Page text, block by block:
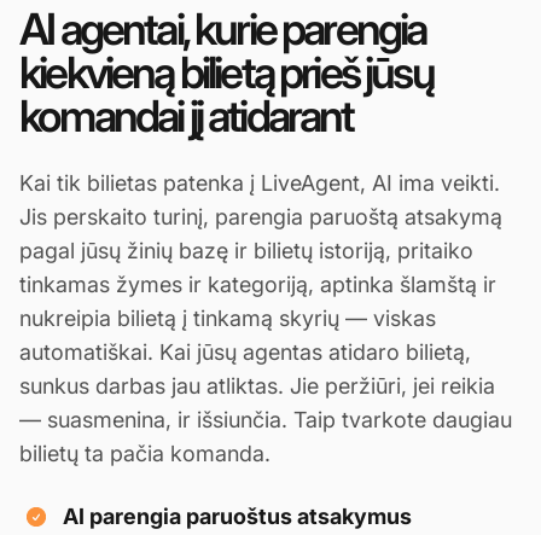
AI agentai, kurie parengia
kiekvieną bilietą prieš jūsų
komandai jį atidarant
Kai tik bilietas patenka į LiveAgent, AI ima veikti.
Jis perskaito turinį, parengia paruoštą atsakymą
pagal jūsų žinių bazę ir bilietų istoriją, pritaiko
tinkamas žymes ir kategoriją, aptinka šlamštą ir
nukreipia bilietą į tinkamą skyrių — viskas
automatiškai. Kai jūsų agentas atidaro bilietą,
sunkus darbas jau atliktas. Jie peržiūri, jei reikia
— suasmenina, ir išsiunčia. Taip tvarkote daugiau
bilietų ta pačia komanda.
AI parengia paruoštus atsakymus